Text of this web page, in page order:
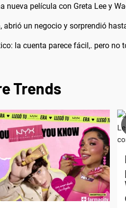
nueva película con Greta Lee y
abrió un negocio y sorprendió
la cuenta parece fácil,. pero no
Trends